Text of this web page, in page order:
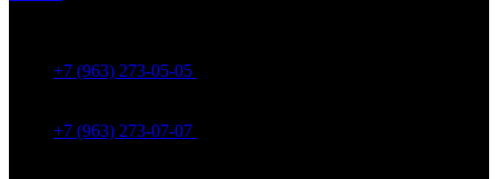
+7 (963) 273-05-05
+7 (963) 273-07-07